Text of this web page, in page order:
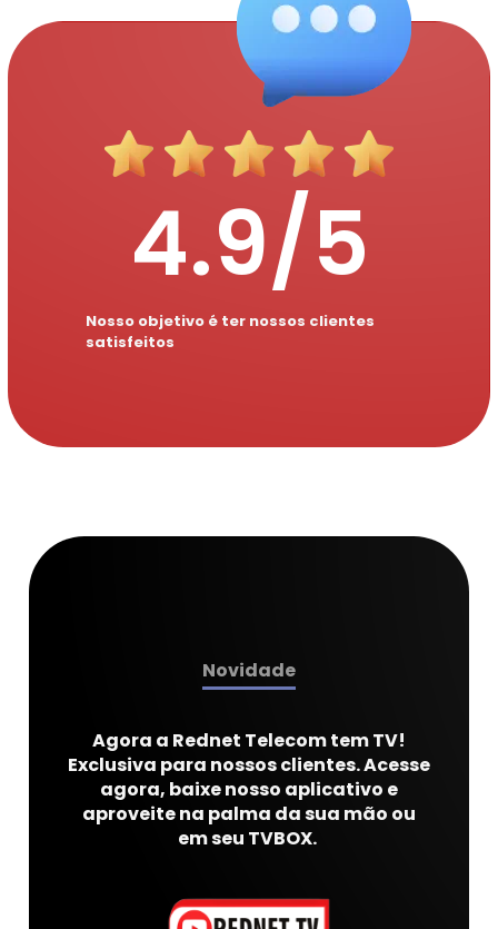
4.9/5
Nosso objetivo é ter nossos clientes
satisfeitos
Novidade
Agora a Rednet Telecom tem TV!
Exclusiva para nossos clientes. Acesse
agora, baixe nosso aplicativo e
aproveite na palma da sua mão ou
em seu TVBOX.